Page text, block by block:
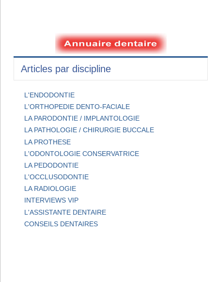
Articles par discipline
L'ENDODONTIE
L'ORTHOPEDIE DENTO-FACIALE
LA PARODONTIE / IMPLANTOLOGIE
LA PATHOLOGIE / CHIRURGIE BUCCALE
LA PROTHESE
L'ODONTOLOGIE CONSERVATRICE
LA PEDODONTIE
L'OCCLUSODONTIE
LA RADIOLOGIE
INTERVIEWS VIP
L'ASSISTANTE DENTAIRE
CONSEILS DENTAIRES